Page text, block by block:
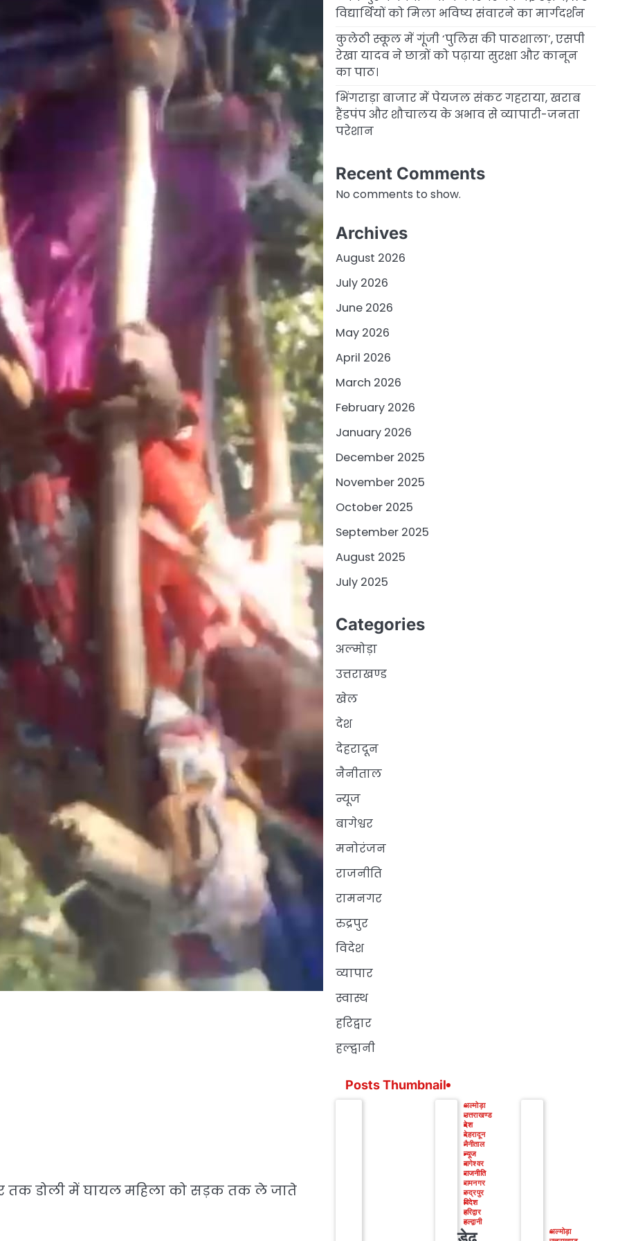
तक डोली में घायल महिला को सड़क तक ले जाते
विद्यार्थियों को मिला भविष्य संवारने का मार्गदर्शन
कुलेठी स्कूल में गूंजी ‘पुलिस की पाठशाला’, एसपी
रेखा यादव ने छात्रों को पढ़ाया सुरक्षा और कानून
का पाठ।
भिंगराड़ा बाजार में पेयजल संकट गहराया, खराब
हैंडपंप और शौचालय के अभाव से व्यापारी-जनता
परेशान
Recent Comments
No comments to show.
Archives
August 2026
July 2026
June 2026
May 2026
April 2026
March 2026
February 2026
January 2026
December 2025
November 2025
October 2025
September 2025
August 2025
July 2025
Categories
अल्मोड़ा
उत्तराखण्ड
खेल
देश
देहरादून
नैनीताल
न्यूज
बागेश्वर
मनोरंजन
राजनीति
रामनगर
रुद्रपुर
विदेश
व्यापार
स्वास्थ
हरिद्वार
हल्द्वानी
Posts Thumbnail
अल्मोड़ा
उत्तराखण्ड
देश
देहरादून
नैनीताल
न्यूज
बागेश्वर
राजनीति
रामनगर
रुद्रपुर
विदेश
हरिद्वार
हल्द्वानी
अल्मोड़ा